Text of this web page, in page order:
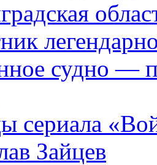
судно —
сериала
Зайцев